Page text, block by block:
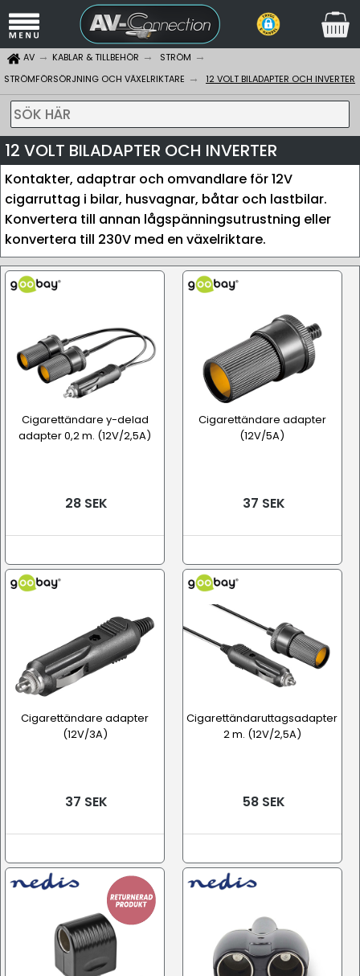
AV KABLAR & TILLBEHÖR
STRÖM
STRÖMFÖRSÖRJNING OCH VÄXELRIKTARE
12 VOLT BILADAPTER OCH INVERTER
SÖK HÄR
12 VOLT BILADAPTER OCH INVERTER
Kontakter, adaptrar och omvandlare för 12V
cigarruttag i bilar, husvagnar, båtar och lastbilar.
Konvertera till annan lågspänningsutrustning eller
konvertera till 230V med en växelriktare.
Cigarettändare y-delad
adapter 0,2 m. (12V/2,5A)
28 SEK
Cigarettändare adapter
(12V/5A)
37 SEK
Cigarettändare adapter
(12V/3A)
37 SEK
Cigarettändaruttagsadapter
2 m. (12V/2,5A)
58 SEK